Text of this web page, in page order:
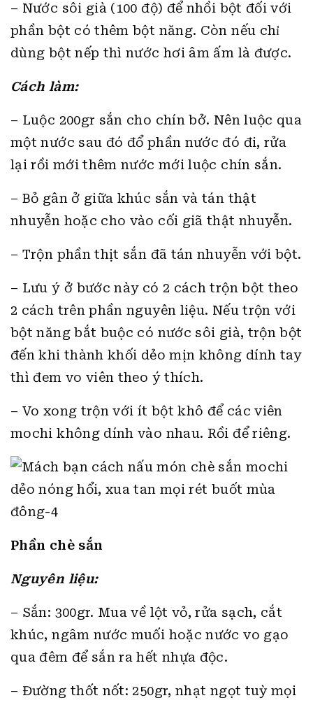
– Nước sôi già (100 độ) để nhồi bột đối với
phần bột có thêm bột năng. Còn nếu chỉ
dùng bột nếp thì nước hơi âm ấm là được.
Cách làm:
– Luộc 200gr sắn cho chín bở. Nên luộc qua
một nước sau đó đổ phần nước đó đi, rửa
lại rồi mới thêm nước mới luộc chín sắn.
– Bỏ gân ở giữa khúc sắn và tán thật
nhuyễn hoặc cho vào cối giã thật nhuyễn.
– Trộn phần thịt sắn đã tán nhuyễn với bột.
– Lưu ý ở bước này có 2 cách trộn bột theo
2 cách trên phần nguyên liệu. Nếu trộn với
bột năng bắt buộc có nước sôi già, trộn bột
đến khi thành khối dẻo mịn không dính tay
thì đem vo viên theo ý thích.
– Vo xong trộn với ít bột khô để các viên
mochi không dính vào nhau. Rồi để riêng.
Phần chè sắn
Nguyên liệu:
– Sắn: 300gr. Mua về lột vỏ, rửa sạch, cắt
khúc, ngâm nước muối hoặc nước vo gạo
qua đêm để sắn ra hết nhựa độc.
– Đường thốt nốt: 250gr, nhạt ngọt tuỳ mọi